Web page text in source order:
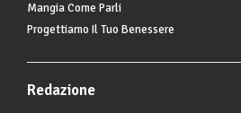
Mangia Come Parli
Progettiamo Il Tuo Benessere
Redazione